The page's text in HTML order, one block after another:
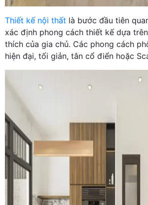
Thiết kế nội thất là bước đầu tiên
xác định phong cách thiết kế dựa
thích của gia chủ. Các phong cách
hiện đại, tối giản, tân cổ điển hoặc